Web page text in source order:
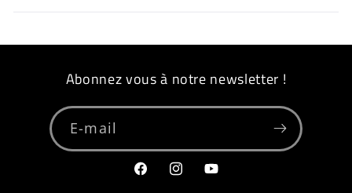
Abonnez vous à notre newsletter !
E-mail
FacebookInstagramYouTube